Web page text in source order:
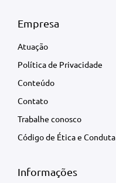
Empresa
Atuação
Política de Privacidade
Conteúdo
Contato
Trabalhe conosco
Código de Ética e Conduta
Informações